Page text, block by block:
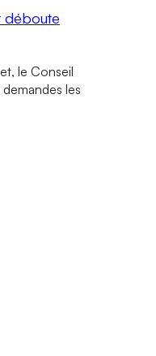
déboute
le Conseil
les